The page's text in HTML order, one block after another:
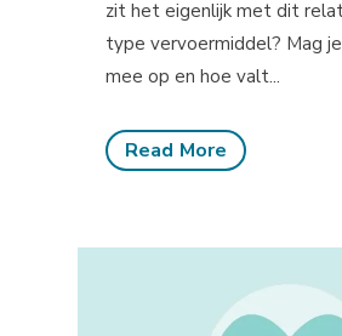
zit het eigenlijk met dit
type vervoermiddel? Mag
mee op en hoe valt...
Read More